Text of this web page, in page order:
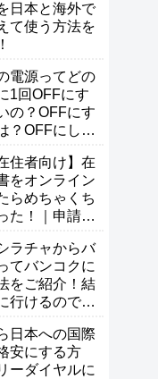
日本と海外で
て使う方法を
電源ってどの
1回OFFにす
の？OFFにす
？OFFにしな
住者向け】在
をオンライン
らめちゃくち
た！｜申請方
め
ラチャからバ
てバンコクに
をご紹介！結
行けるので試
日本への国際
安にする方
ーダイヤルに